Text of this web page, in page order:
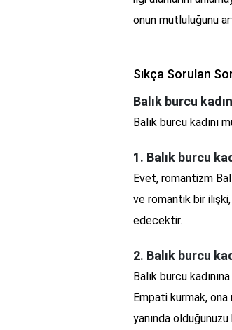
onun mutluluğunu
Sıkça Sorulan
Balık burcu
Balık burcu kadını
1. Balık burcu
Evet, romantizm
ve romantik bir
edecektir.
2. Balık burcu
Balık burcu
Empati kurmak, ona
yanında